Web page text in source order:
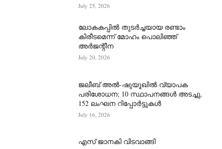
July 25, 2026
ലോകകപ്പിൽ തുടർച്ചയായ രണ്ടാം
കിരീടമെന്ന് മോഹം പൊലിഞ്ഞ്
അർ‍ജന്റീന
July 20, 2026
ജലീബ് അൽ-ഷുയൂഖിൽ വ്യാപക
പരിശോധന; 10 സ്ഥാപനങ്ങൾ അടച്ചു,
152 ലംഘന റിപ്പോർട്ടുകൾ
July 16, 2026
എസ് ജാനകി വിടവാങ്ങി